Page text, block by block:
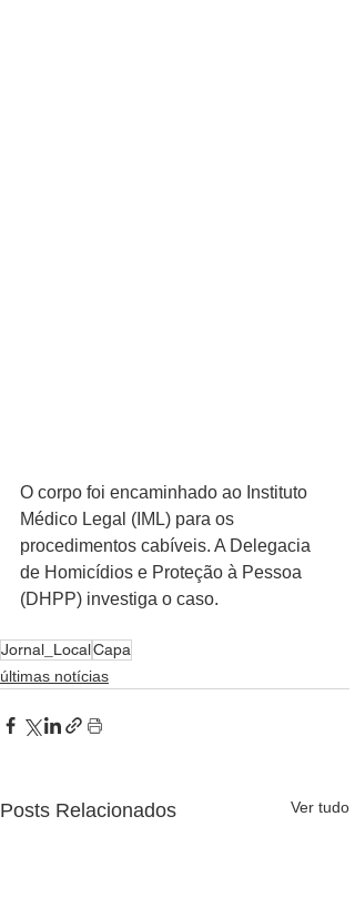
O corpo foi encaminhado ao Instituto
Médico Legal (IML) para os
procedimentos cabíveis. A Delegacia
de Homicídios e Proteção à Pessoa
(DHPP) investiga o caso.
Jornal_LocalCapa
últimas notícias
Posts Relacionados Ver tudo